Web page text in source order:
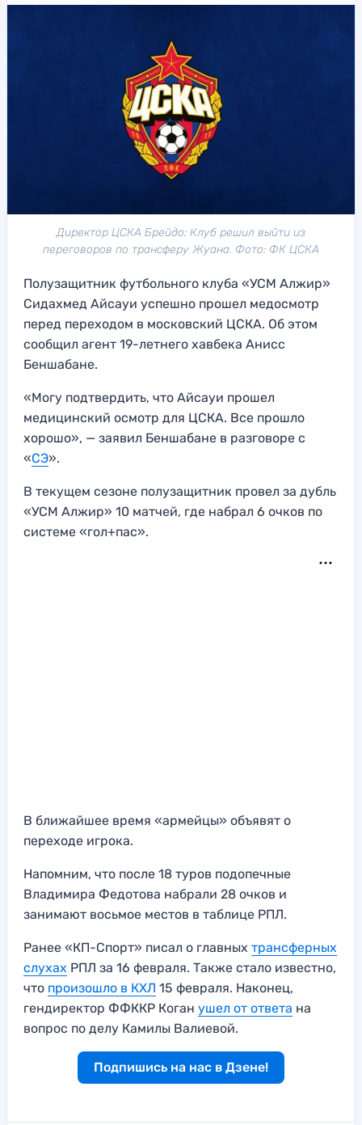
Директор ЦСКА Брейдо: Клуб решил выйти из
переговоров по трансферу Жуана. Фото: ФК ЦСКА
Полузащитник футбольного клуба «УСМ Алжир»
Сидахмед Айсауи успешно прошел медосмотр
перед переходом в московский ЦСКА. Об этом
сообщил агент 19-летнего хавбека Анисс
Беншабане.
«Могу подтвердить, что Айсауи прошел
медицинский осмотр для ЦСКА. Все прошло
хорошо», — заявил Беншабане в разговоре с
«СЭ».
В текущем сезоне полузащитник провел за дубль
«УСМ Алжир» 10 матчей, где набрал 6 очков по
системе «гол+пас».
В ближайшее время «армейцы» объявят о
переходе игрока.
Напомним, что после 18 туров подопечные
Владимира Федотова набрали 28 очков и
занимают восьмое местов в таблице РПЛ.
Ранее «КП-Спорт» писал о главных трансферных
слухах РПЛ за 16 февраля. Также стало известно,
что произошло в КХЛ 15 февраля. Наконец,
гендиректор ФФККР Коган ушел от ответа на
вопрос по делу Камилы Валиевой.
Подпишись на нас в Дзене!